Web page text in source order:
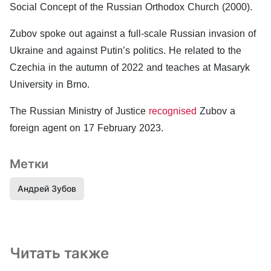
Social Concept of the Russian Orthodox Church (2000).
Zubov spoke out against a full-scale Russian invasion of
Ukraine and against Putin’s politics. He related to the
Czechia in the autumn of 2022 and teaches at Masaryk
University in Brno.
The Russian Ministry of Justice recognised Zubov a
foreign agent on 17 February 2023.
Метки
Андрей Зубов
Читать также